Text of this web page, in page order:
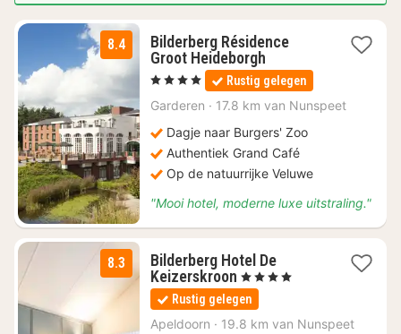
8.4
Bilderberg Résidence
Groot Heideborgh1
nacht
vanaf
€
, 4 Sterren Rustig gelegen
Garderen · 17.8 km van Nunspeet
Dagje naar Burgers' Zoo
Authentiek Grand Café
Op de natuurrijke Veluwe
"Mooi hotel, moderne luxe uitstraling."
8.3
Bilderberg Hotel De
Keizerskroon 1
nacht
vanaf
€
, 4 Sterren
Rustig gelegen
Apeldoorn · 19.8 km van Nunspeet